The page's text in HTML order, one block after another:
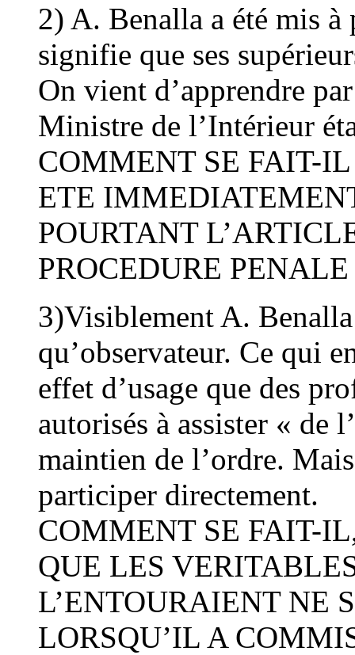
2) A. Benalla a été mis
signifie que ses
On vient d’apprendre
Ministre de l’Intérieur
COMMENT SE FAIT-
ETE
POURTANT
PROCEDURE PENALE
3)Visiblement A.
qu’observateur. Ce qui
effet d’usage que des
autorisés à assister « de
maintien de l’ordre.
participer directement.
COMMENT SE FAIT-
QUE LES
L’ENTOURAIENT NE
LORSQU’IL A